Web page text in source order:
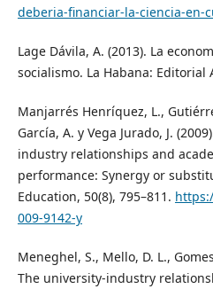
deberia-financiar-la-ciencia-en-
Lage Dávila, A. (2013). La
socialismo. La Habana: Editorial
Manjarrés Henríquez, L.,
García, A. y Vega Jurado, J.
industry relationships and
performance: Synergy or
Education, 50(8), 795–811.
009-9142-y
Meneghel, S., Mello, D. L.,
The university-industry